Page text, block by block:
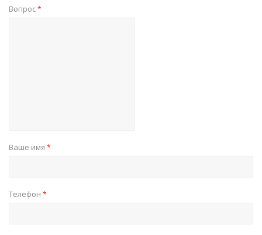
Вопрос*
Ваше имя *
Телефон *